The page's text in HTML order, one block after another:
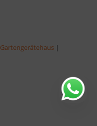
Gartengerätehaus |